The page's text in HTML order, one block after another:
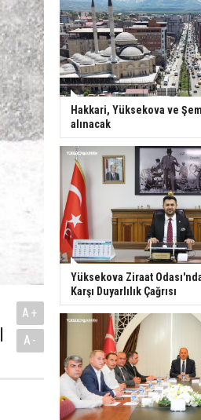
A+
A-
Hakkari, Yüksekova ve
alınacak
Yüksekova Ziraat
Karşı Duyarlılık Çağrısı